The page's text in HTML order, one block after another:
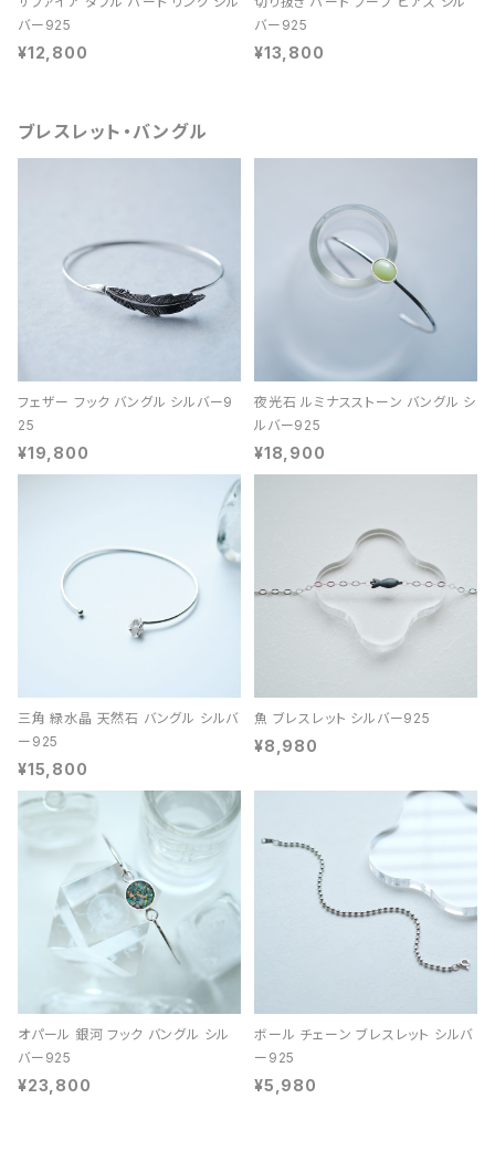
バー925
¥12,800
バー925
¥13,800
ブレスレット・バングル
フェザー フック バングル シルバー9
25
¥19,800
夜光石 ルミナスストーン バングル シ
ルバー925
¥18,900
三角 緑水晶 天然石 バングル シルバ
ー925
¥15,800
魚 ブレスレット シルバー925
¥8,980
オパール 銀河 フック バングル シル
バー925
¥23,800
ボール チェーン ブレスレット シルバ
ー925
¥5,980